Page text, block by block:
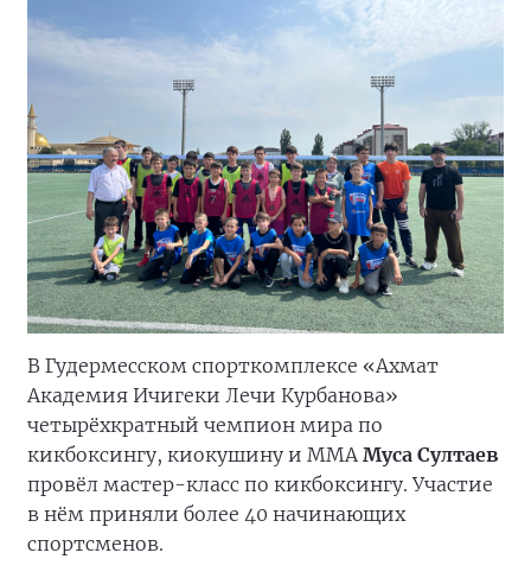
В Гудермесском спорткомплексе «Ахмат
Академия Ичигеки Лечи Курбанова»
четырёхкратный чемпион мира по
кикбоксингу, киокушину и ММАМуса Султаев
провёл мастер-класс по кикбоксингу. Участие
в нём приняли более 40 начинающих
спортсменов.